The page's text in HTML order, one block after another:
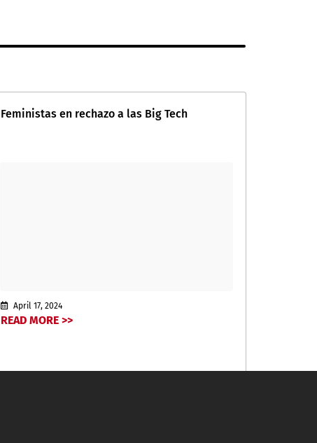
Feministas en rechazo a las Big Tech
April 17, 2024
READ MORE >>